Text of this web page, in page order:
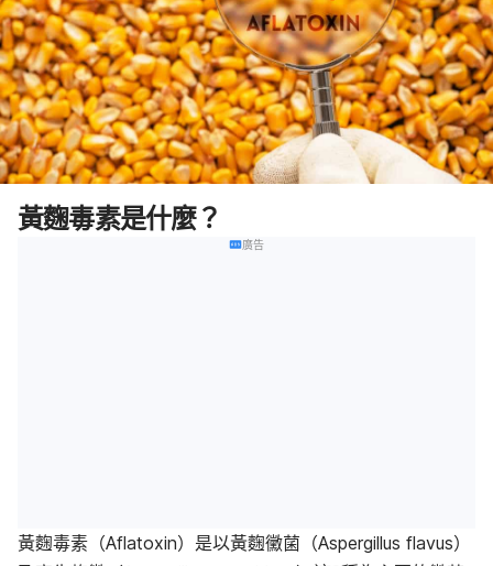
黃麴毒素是什麼？
廣告
黃麴毒素（Aflatoxin）是以黃麴黴菌（Aspergillus flavus）